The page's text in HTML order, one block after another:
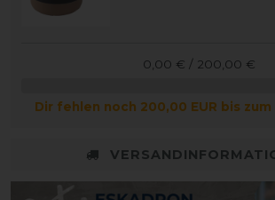
0,00 € / 200,00 €
Dir fehlen noch 200,00 EUR bis